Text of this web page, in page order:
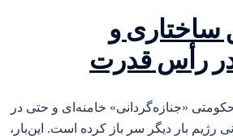
ساختاری و
رأس قدرت
«جنازه‌گردانی» خامنه‌ای و حتی در
رژیم بار دیگر سر باز کرده است. این‌بار،